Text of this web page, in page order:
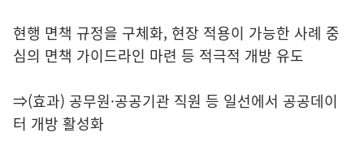
현행 면책 규정을 구체화, 현장 적용이 가능한 사례 중
심의 면책 가이드라인 마련 등 적극적 개방 유도
⇒(효과) 공무원·공공기관 직원 등 일선에서 공공데이
터 개방 활성화